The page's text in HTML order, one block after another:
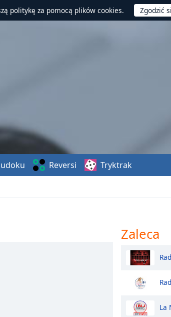
politykę za pomocą plików cookies.
Reversi Tryktrak
Zaleca
La